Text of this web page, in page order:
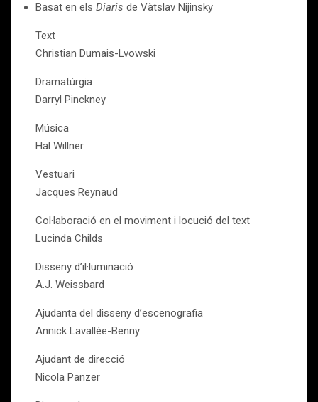
Basat en els Diaris de Vàtslav Nijinsky
Text
Christian Dumais-Lvowski
Dramatúrgia
Darryl Pinckney
Música
Hal Willner
Vestuari
Jacques Reynaud
Col·laboració en el moviment i locució del text
Lucinda Childs
Disseny d’il·luminació
A.J. Weissbard
Ajudanta del disseny d’escenografia
Annick Lavallée-Benny
Ajudant de direcció
Nicola Panzer